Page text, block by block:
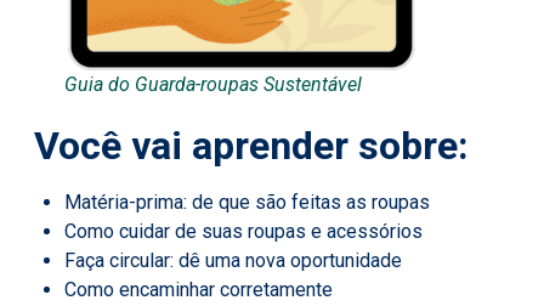
Guia do Guarda-roupas Sustentável
Você vai aprender sobre:
Matéria-prima: de que são feitas as roupas
Como cuidar de suas roupas e acessórios
Faça circular: dê uma nova oportunidade
Como encaminhar corretamente